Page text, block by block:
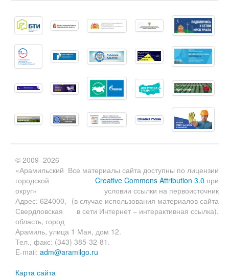
Все материалы сайта доступны по лицензии
Creative Commons Attribution 3.0 при
условии ссылки на первоисточник
(в случае использования материалов сайта
в сети Интернет – интерактивная ссылка).
© 2009–2026
«Арамильский
городской
округ»
Адрес: 624000,
Свердловская
область, город
Арамиль, улица 1 Мая, дом 12.
Тел., факс: (343) 385-32-81.
E-mail: adm@aramilgo.ru
Карта сайта